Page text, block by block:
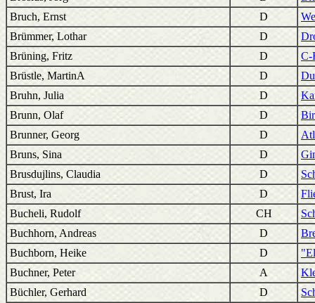
Bruch, Ernst
D
Brümmer, Lothar
D
Brüning, Fritz
D
C-
Brüstle, MartinA
D
Bruhn, Julia
D
Brunn, Olaf
D
Brunner, Georg
D
Bruns, Sina
D
Brusdujlins, Claudia
D
Brust, Ira
D
Bucheli, Rudolf
CH
Buchhorn, Andreas
D
Buchborn, Heike
D
Buchner, Peter
A
Büchler, Gerhard
D